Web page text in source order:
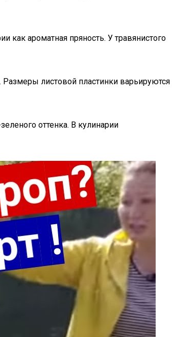
как ароматная пряность. У травянистого
листовой пластинки варьируются
оттенка. В кулинарии